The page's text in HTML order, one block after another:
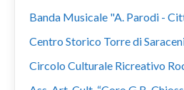
Banda Musicale "A. Parodi -
Centro Storico Torre di
Circolo Culturale Ricreativo